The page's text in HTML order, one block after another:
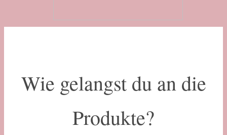
Wie gelangst du an die
Produkte?